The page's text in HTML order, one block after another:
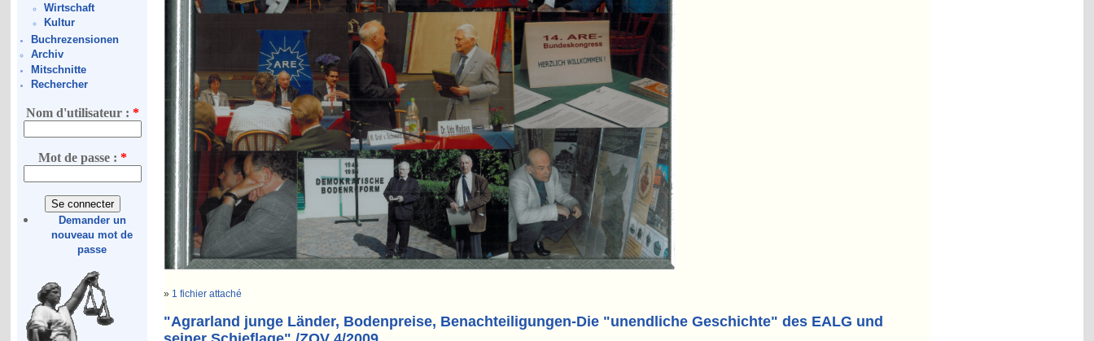
Wirtschaft
Kultur
Buchrezensionen
Archiv
Mitschnitte
Rechercher
Nom d'utilisateur : *
Mot de passe : *
Demander un
nouveau mot de
passe
» 1 fichier attaché
"Agrarland junge Länder, Bodenpreise, Benachteiligungen-Die "unendliche Geschichte" des EALG und